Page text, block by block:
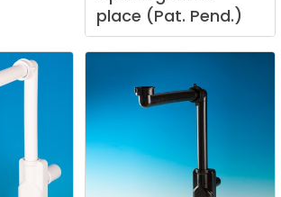
place (Pat. Pend.)